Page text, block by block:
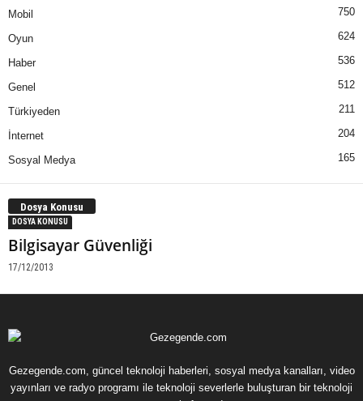
Mobil 750
Oyun 624
Haber 536
Genel 512
Türkiyeden 211
İnternet 204
Sosyal Medya 165
Dosya Konusu
DOSYA KONUSU
Bilgisayar Güvenliği
17/12/2013
Gezegende.com, güncel teknoloji haberleri, sosyal medya kanalları, video
yayınları ve radyo programı ile teknoloji severlerle buluşturan bir teknoloji